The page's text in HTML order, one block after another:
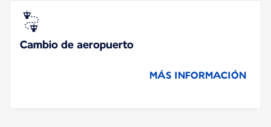
Cambio de aeropuerto
MÁS INFORMACIÓN